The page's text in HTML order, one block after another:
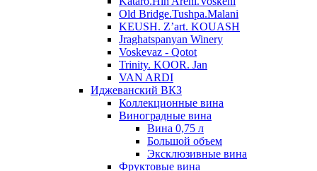
Old Bridge.Tushpa.Malani
KEUSH. Z’art. KOUASH
Jraghatspanyan Winery
Voskevaz - Qotot
Trinity. KOOR. Jan
VAN ARDI
Иджеванский ВКЗ
Коллекционные вина
Виноградные вина
Вина 0,75 л
Большой объем
Эксклюзивные вина
Фруктовые вина